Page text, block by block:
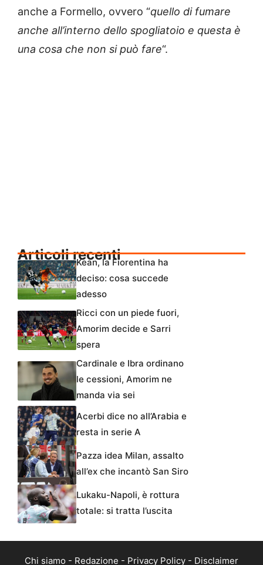
anche a Formello, ovvero “quello di fumare
anche all’interno dello spogliatoio e questa è
una cosa che non si può fare“.
Articoli recentiKean, la Fiorentina ha
deciso: cosa succede
adesso
Ricci con un piede fuori,
Amorim decide e Sarri
spera
Cardinale e Ibra ordinano
le cessioni, Amorim ne
manda via sei
Acerbi dice no all’Arabia e
resta in serie A
Pazza idea Milan, assalto
all’ex che incantò San Siro
Lukaku-Napoli, è rottura
totale: si tratta l’uscita
Chi siamo - Redazione - Privacy Policy - Disclaimer